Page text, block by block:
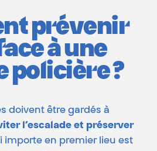
prévenir
à une
policière ?
doivent être gardés à
l’escalade et préserver
importe en premier lieu est